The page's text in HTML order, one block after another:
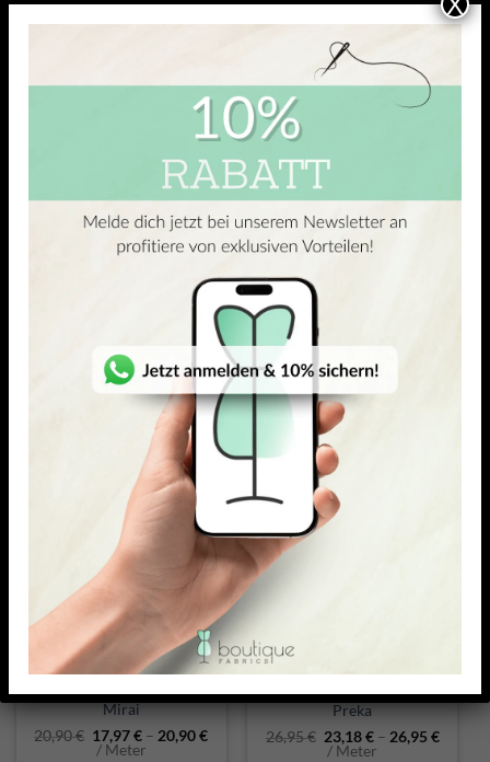
(1)
VISKOSE-ELASTAN JERSEY
/ Meter
VISKOSE-ELASTAN JERSEY
26,95
/ Meter
Mirai
20,90€ 17,97€ – 20,90€
/ Meter
5.00out of 5
Preka
26,95€ 23,18€– 26,95 €
/ Meter